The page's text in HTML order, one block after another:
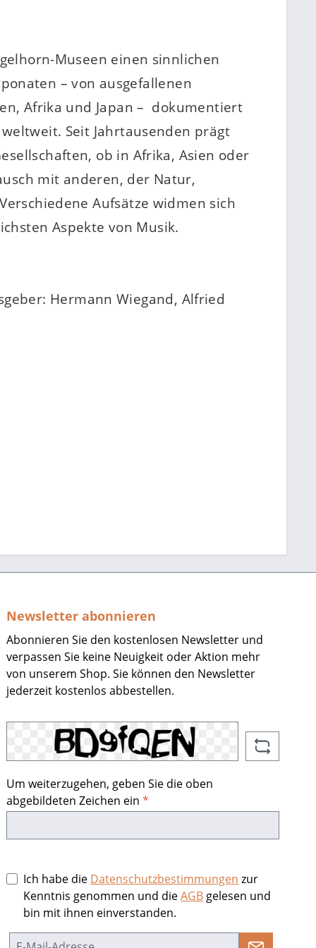
Museen einen sinnlichen
– von ausgefallenen
Afrika und Japan – dokumentiert
Seit Jahrtausenden prägt
ob in Afrika, Asien oder
mit anderen, der Natur,
Aufsätze widmen sich
Aspekte von Musik.
Hermann Wiegand, Alfried
Newsletter abonnieren
Abonnieren Sie den kostenlosen Newsletter und
verpassen Sie keine Neuigkeit oder Aktion mehr
von unserem Shop. Sie können den Newsletter
jederzeit kostenlos abbestellen.
Um weiterzugehen, geben Sie die oben
abgebildeten Zeichen ein*
Ich habe die Datenschutzbestimmungen zur
Kenntnis genommen und dieAGB gelesen und
bin mit ihnen einverstanden.